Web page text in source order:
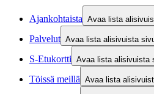
Ajankohtaista Avaa lista
Palvelut Avaa lista alisivuista
S-Etukortti Avaa lista alisivuista
Töissä meillä Avaa lista